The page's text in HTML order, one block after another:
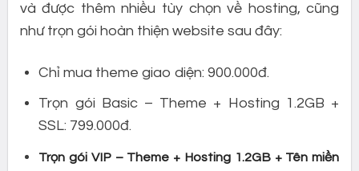
và được thêm nhiều tùy chọn về hosting, cũng
như trọn gói hoàn thiện website sau đây:
Chỉ mua theme giao diện: 900.000đ.
Trọn gói Basic – Theme + Hosting 1.2GB +
SSL: 799.000đ.
Trọn gói VIP – Theme + Hosting 1.2GB + Tên miền